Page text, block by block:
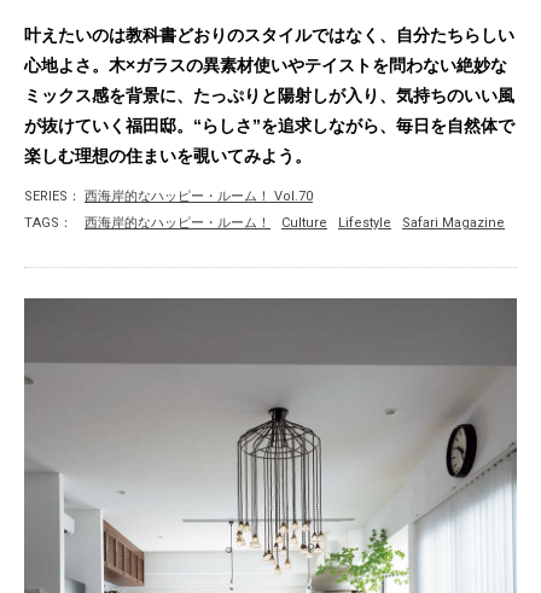
叶えたいのは教科書どおりのスタイルではなく、自分たちらしい
心地よさ。木×ガラスの異素材使いやテイストを問わない絶妙な
ミックス感を背景に、たっぷりと陽射しが入り、気持ちのいい風
が抜けていく福田邸。“らしさ”を追求しながら、毎日を自然体で
楽しむ理想の住まいを覗いてみよう。
SERIES：
西海岸的なハッピー・ルーム！ Vol.70
TAGS：
西海岸的なハッピー・ルーム！ Culture Lifestyle Safari Magazine